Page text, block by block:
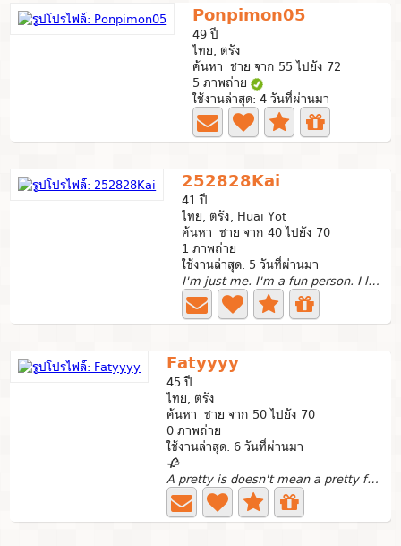
Ponpimon05
49 ปี
ไทย, ตรัง
ค้นหา ชาย จาก 55 ไปยัง 72
5 ภาพถ่าย
ใช้งานล่าสุด: 4 วันที่ผ่านมา
252828Kai
41 ปี
ไทย, ตรัง, Huai Yot
ค้นหา ชาย จาก 40 ไปยัง 70
1 ภาพถ่าย
ใช้งานล่าสุด: 5 วันที่ผ่านมา
I'm just me. I'm a fun person. I like art. I like nature....
Fatyyyy
45 ปี
ไทย, ตรัง
ค้นหา ชาย จาก 50 ไปยัง 70
0 ภาพถ่าย
ใช้งานล่าสุด: 6 วันที่ผ่านมา
🥀
A pretty is doesn't mean a pretty from the outside how u...